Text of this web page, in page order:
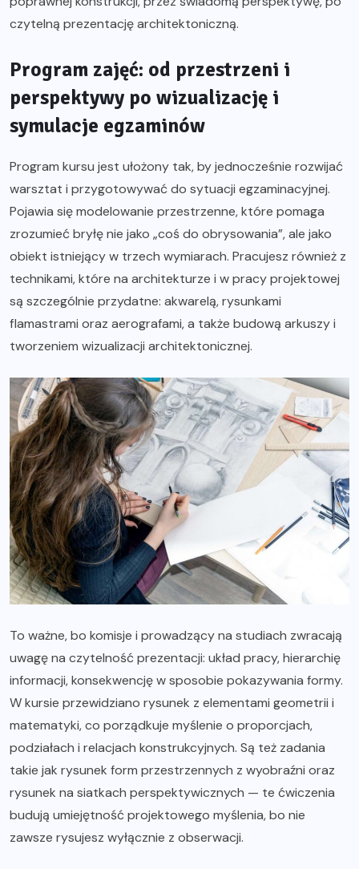
czytelną prezentację architektoniczną.
Program zajęć: od przestrzeni i
perspektywy po wizualizację i
symulacje egzaminów
Program kursu jest ułożony tak, by jednocześnie rozwijać
warsztat i przygotowywać do sytuacji egzaminacyjnej.
Pojawia się modelowanie przestrzenne, które pomaga
zrozumieć bryłę nie jako „coś do obrysowania”, ale jako
obiekt istniejący w trzech wymiarach. Pracujesz również z
technikami, które na architekturze i w pracy projektowej
są szczególnie przydatne: akwarelą, rysunkami
flamastrami oraz aerografami, a także budową arkuszy i
tworzeniem wizualizacji architektonicznej.
To ważne, bo komisje i prowadzący na studiach zwracają
uwagę na czytelność prezentacji: układ pracy, hierarchię
informacji, konsekwencję w sposobie pokazywania formy.
W kursie przewidziano rysunek z elementami geometrii i
matematyki, co porządkuje myślenie o proporcjach,
podziałach i relacjach konstrukcyjnych. Są też zadania
takie jak rysunek form przestrzennych z wyobraźni oraz
rysunek na siatkach perspektywicznych — te ćwiczenia
budują umiejętność projektowego myślenia, bo nie
zawsze rysujesz wyłącznie z obserwacji.